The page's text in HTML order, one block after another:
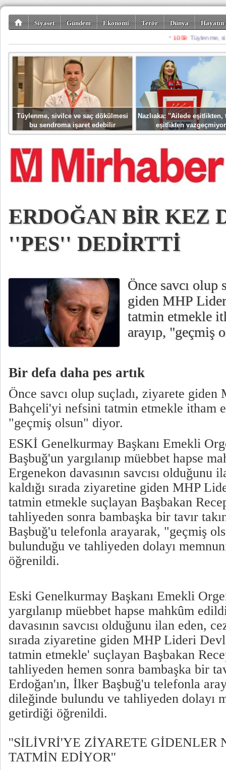
Siyaset Gündem Ekonomi Terör Dünya
Spor Misafir
Tüylenme, sivilce ve saç dökülmesi
bu sendroma işaret edebilir
Nazlıaka: ''Ailede eşitlikten,
eşitlikten
ERDOĞAN BİR KEZ
''PES'' DEDİRTTİ
Önce savcı olup
giden MHP
tatmin etmekle
arayıp, "geçmiş
Bir defa daha pes artık
Önce savcı olup suçladı, ziyarete
Bahçeli'yi nefsini tatmin etmekle itham
"geçmiş olsun" diyor.
ESKİ Genelkurmay Başkanı Emekli
Başbuğ'un yargılanıp müebbet hapse
Ergenekon davasının savcısı olduğunu
kaldığı sırada ziyaretine giden MHP
tatmin etmekle suçlayan Başbakan
tahliyeden sonra bambaşka bir tavır
Başbuğ'u telefonla arayarak, "geçmiş
bulunduğu ve tahliyeden dolayı
öğrenildi.
Eski Genelkurmay Başkanı Emekli
yargılanıp müebbet hapse mahkûm
davasının savcısı olduğunu ilan eden,
sırada ziyaretine giden MHP Lideri
tatmin etmekle' suçlayan Başbakan
tahliyeden hemen sonra bambaşka bir
Erdoğan'ın, İlker Başbuğ'u telefonla
dileğinde bulundu ve tahliyeden dolayı
getirdiği öğrenildi.
''SİLİVRİ'YE ZİYARETE GİDENLER
TATMİN EDİYOR''